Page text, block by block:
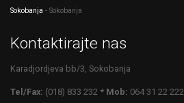
Sokobanja - Sokobanja
Kontaktirajte nas
Karadjordjeva bb/3, Sokobanja
Tel/Fax: (018) 833 232 * Mob: 064 31 22 222